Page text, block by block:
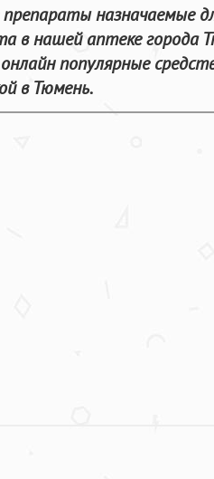
назначаемые
в нашей аптеке
популярные
в Тюмень.